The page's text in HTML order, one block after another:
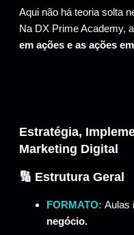
Aqui não há teoria solta
Na DX Prime Academy,
em ações e as ações
Estratégia,
Marketing Digital
🔢 Estrutura Geral
FORMATO: Aulas
negócio.